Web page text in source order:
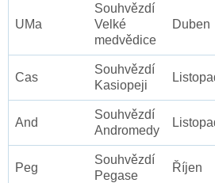
UMa
Souhvězdí
Velké
medvědice
Duben
Cas
Souhvězdí
Kasiopeji
And
Souhvězdí
Andromedy
Peg
Souhvězdí
Pegase
Říjen